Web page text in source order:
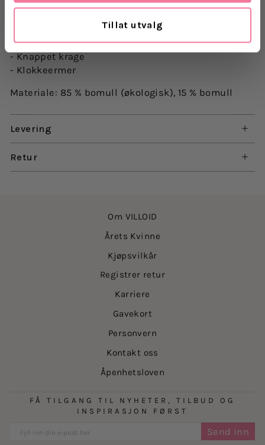
Tillat utvalg
knapper.
- Avslappet passform
- Striper
- Knappet krage
- Klokkeermer
Materiale: 85 % bomull (økologisk), 15 % bomull
Levering
Retur
Om VILLOID
Årets Kvinne
Kjøpsvilkår
Registrer retur
Karriere
Gavekort
Personvern
Kontakt oss
Åpenhetsloven
FÅ TILGANG TIL NYHETER, TILBUD OG
INSPIRASJON FØRST
Send inn